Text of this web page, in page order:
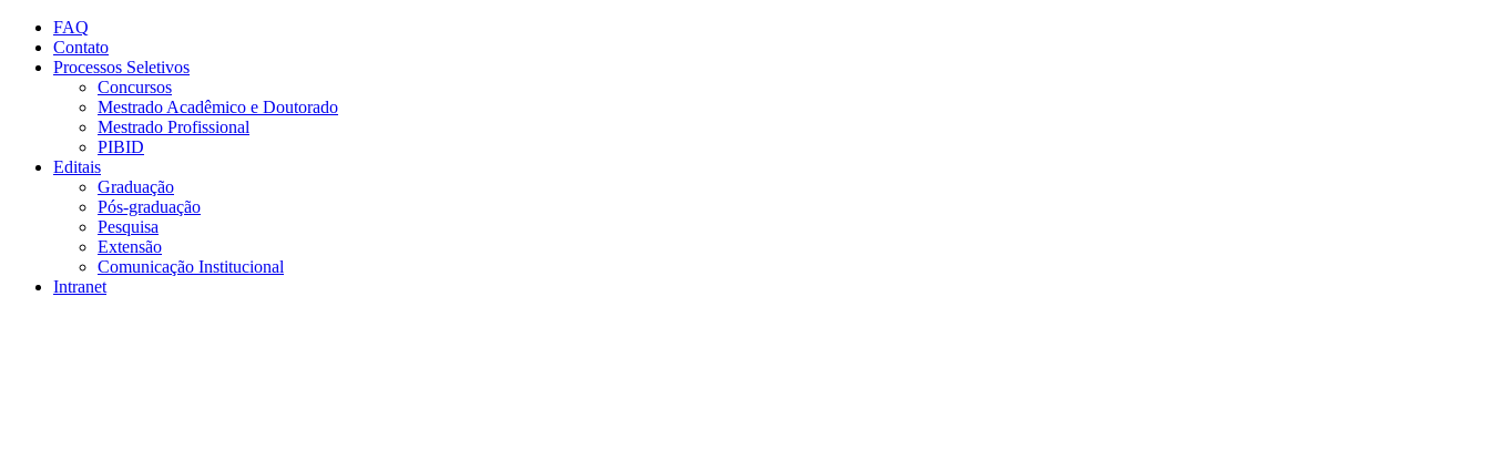
Conteúdo principal
FAQ
Contato
Processos Seletivos
Concursos
Mestrado Acadêmico e Doutorado
Mestrado Profissional
PIBID
Editais
Graduação
Pós-graduação
Pesquisa
Extensão
Comunicação Institucional
Intranet